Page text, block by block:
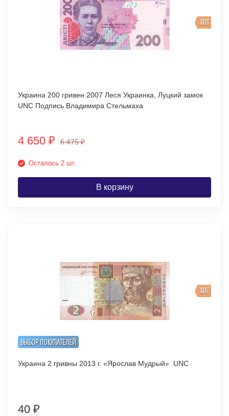
ХИТ
Украина 200 гривен 2007 Леся Украинка, Луцкий замок
UNC Подпись Владимира Стельмаха
4 650 ₽ 6 475₽
Осталось 2 шт.
В корзину
ВЫБОР ПОКУПАТЕЛЕЙ
ХИТ
Украина 2 гривны 2013 г. «Ярослав Мудрый» UNC
40 ₽